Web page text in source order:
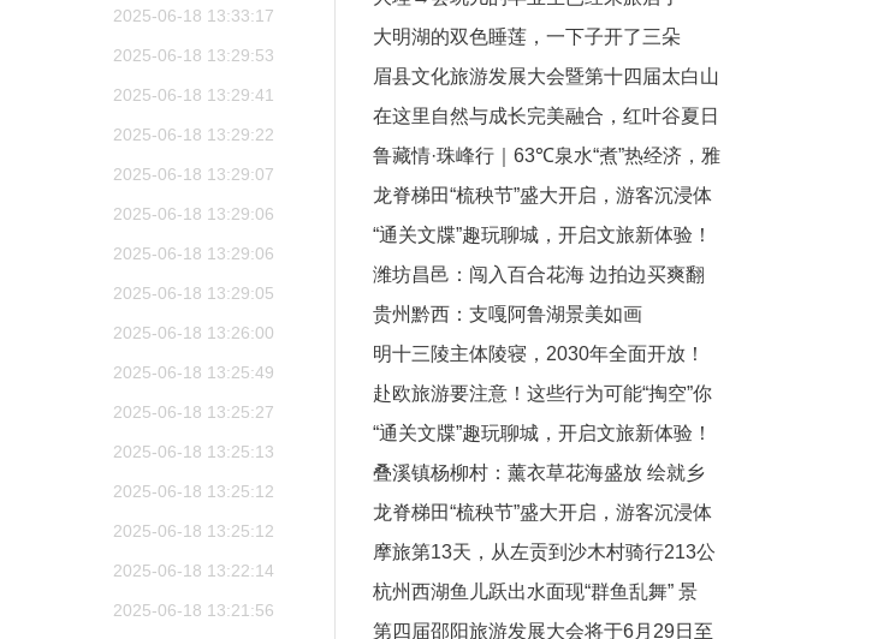
2025-06-18 13:33:17
2025-06-18 13:29:53
2025-06-18 13:29:41
2025-06-18 13:29:22
2025-06-18 13:29:07
2025-06-18 13:29:06
2025-06-18 13:29:06
2025-06-18 13:29:05
2025-06-18 13:26:00
2025-06-18 13:25:49
2025-06-18 13:25:27
2025-06-18 13:25:13
2025-06-18 13:25:12
2025-06-18 13:25:12
2025-06-18 13:22:14
2025-06-18 13:21:56
大明湖的双色睡莲，一下子开了三朵
眉县文化旅游发展大会暨第十四届太白山
旅游登山大会启动
在这里自然与成长完美融合，红叶谷夏日
研习计划火热报名中！
鲁藏情·珠峰行｜63℃泉水“煮”热经济，雅
江北岸建起温泉小镇
龙脊梯田“梳秧节”盛大开启，游客沉浸体
验农耕文化
“通关文牒”趣玩聊城，开启文旅新体验！
潍坊昌邑：闯入百合花海 边拍边买爽翻
天
贵州黔西：支嘎阿鲁湖景美如画
明十三陵主体陵寝，2030年全面开放！
赴欧旅游要注意！这些行为可能“掏空”你
的钱包
“通关文牒”趣玩聊城，开启文旅新体验！
叠溪镇杨柳村：薰衣草花海盛放 绘就乡
村旅游新图景
龙脊梯田“梳秧节”盛大开启，游客沉浸体
验农耕文化
摩旅第13天，从左贡到沙木村骑行213公
里，花费96元
杭州西湖鱼儿跃出水面现“群鱼乱舞” 景
区：非水域流速影响，数量大较罕见
第四届邵阳旅游发展大会将于6月29日至